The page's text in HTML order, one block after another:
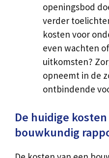
openingsbod
verder
kosten voor
even wachten
uitkomsten?
opneemt in de
ontbindende
De huidige
bouwkundig